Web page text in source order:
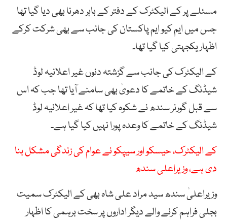
مسئلے پر کے الیکٹرک کے دفتر کے باہر دھرنا بھی دیا گیا تھا
جس میں ایم کیو ایم پاکستان کی جانب سے بھی شرکت کرکے
اظہار یکجہتی کیا گیا تھا۔
کے الیکٹرک کی جانب سے گزشتہ دنوں غیر اعلانیہ لوڈ
شیڈنگ کے خاتمے کا دعویٰ بھی سامنے آیا تھا جب کہ اس
سے قبل گورنر سندھ نے شکوہ کیا تھا کہ غیر اعلانیہ لوڈ
شیڈنگ کے خاتمے کا وعدہ پورا نہیں کیا گیا ہے۔
کے الیکٹرک، حیسکو اور سیپکو نے عوام کی زندگی مشکل بنا
دی ہے، وزیراعلی سندھ
وزیراعلیٰ سندھ سید مراد علی شاہ بھی کے الیکٹرک سمیت
بجلی فراہم کرنے والے دیگر اداروں پر سخت برہمی کا اظہار